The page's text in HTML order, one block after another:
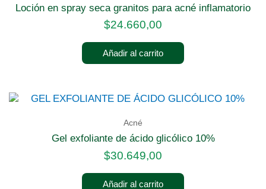
loción en spray seca granitos para acné inflamatorio
$24.660,00
Añadir al carrito
Acné
gel exfoliante de ácido glicólico 10%
$30.649,00
Añadir al carrito